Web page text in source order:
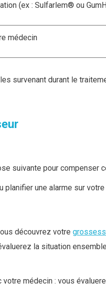
(ex : Sulfarlem® ou
médecin
survenant durant le
suivante pour compenser
une alarme sur votre
découvrez votre
la situation
médecin : vous